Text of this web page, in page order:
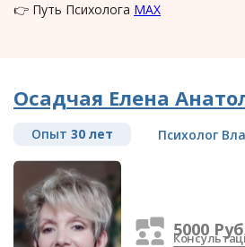
👉 Путь Психолога MAX
Осадчая Елена
Опыт 30 лет Психолог
5000